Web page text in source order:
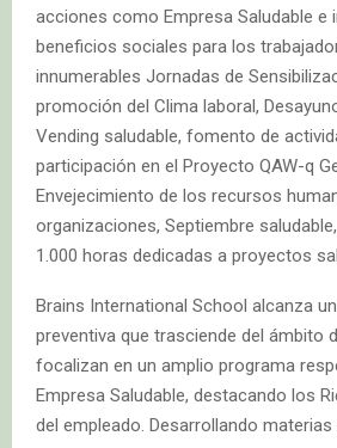
acciones como Empresa Saludable e
beneficios sociales para los
innumerables Jornadas de
promoción del Clima laboral,
Vending saludable, fomento de
participación en el Proyecto QAW-q
Envejecimiento de los recursos
organizaciones, Septiembre
1.000 horas dedicadas a proyectos
Brains International School alcanza
preventiva que trasciende del ámbito
focalizan en un amplio programa
Empresa Saludable, destacando los
del empleado. Desarrollando